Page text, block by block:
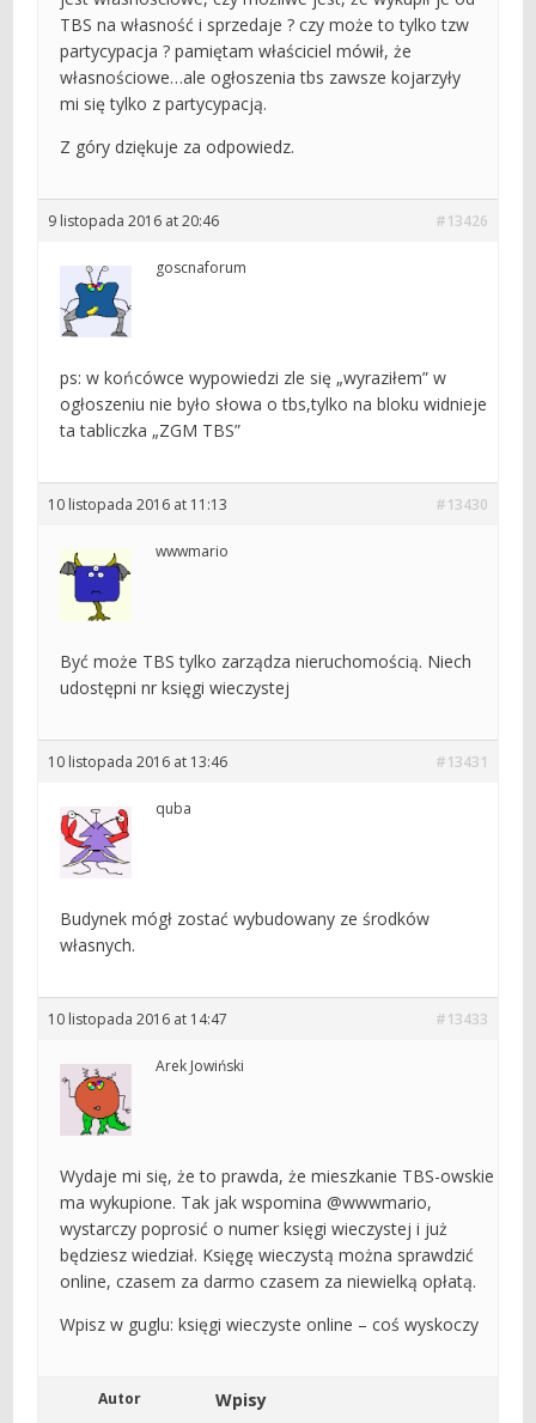
TBS na własność i sprzedaje ? czy może to tylko tzw
partycypacja ? pamiętam właściciel mówił, że
własnościowe…ale ogłoszenia tbs zawsze kojarzyły
mi się tylko z partycypacją.
Z góry dziękuje za odpowiedz.
9 listopada 2016 at 20:46 #13426
goscnaforum
ps: w końcówce wypowiedzi zle się „wyraziłem” w
ogłoszeniu nie było słowa o tbs,tylko na bloku widnieje
ta tabliczka „ZGM TBS”
10 listopada 2016 at 11:13 #13430
wwwmario
Być może TBS tylko zarządza nieruchomością. Niech
udostępni nr księgi wieczystej
10 listopada 2016 at 13:46 #13431
quba
Budynek mógł zostać wybudowany ze środków
własnych.
10 listopada 2016 at 14:47 #13433
Arek Jowiński
Wydaje mi się, że to prawda, że mieszkanie TBS-owskie
ma wykupione. Tak jak wspomina @wwwmario,
wystarczy poprosić o numer księgi wieczystej i już
będziesz wiedział. Księgę wieczystą można sprawdzić
online, czasem za darmo czasem za niewielką opłatą.
Wpisz w guglu: księgi wieczyste online – coś wyskoczy
Autor Wpisy